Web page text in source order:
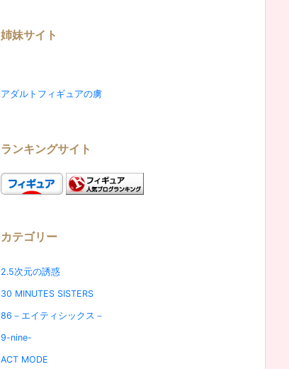
姉妹サイト
アダルトフィギュアの虜
ランキングサイト
カテゴリー
2.5次元の誘惑
30 MINUTES SISTERS
86－エイティシックス－
9-nine-
ACT MODE